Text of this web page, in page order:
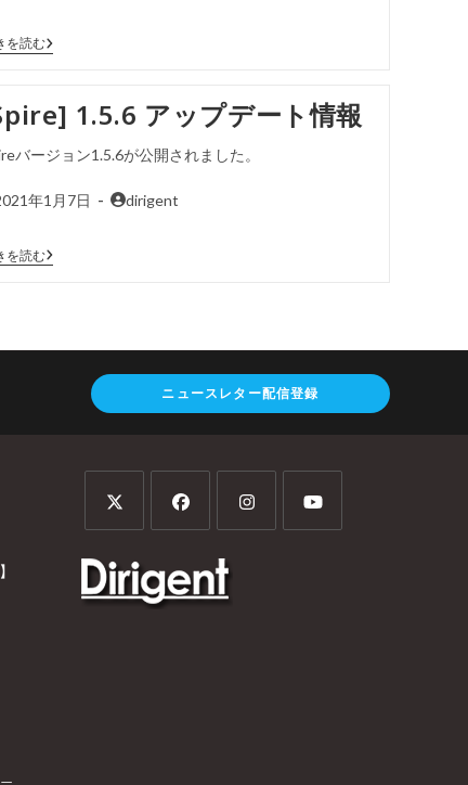
を読む
1.5.6 アップデート情報
バージョン1.5.6が公開されました。
年1月7日 dirigent
を読む
ニュースレター配信登録